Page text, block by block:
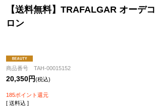
【送料無料】TRAFALGAR オーデコ
ロン
商品番号 TAH-00015152
20,350円(税込)
185ポイント還元
[ 送料込 ]